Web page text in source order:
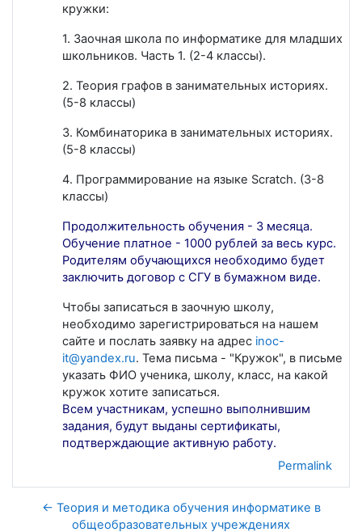
кружки:
1. Заочная школа по информатике для младших
школьников. Часть 1. (2-4 классы).
2. Теория графов в занимательных историях.
(5-8 классы)
3. Комбинаторика в занимательных историях.
(5-8 классы)
4. Программирование на языке Scratch. (3-8
классы)
Продолжительность обучения - 3 месяца.
Обучение платное - 1000 рублей за весь курс.
Родителям обучающихся необходимо будет
заключить договор с СГУ в бумажном виде.
Чтобы записаться в заочную школу,
необходимо зарегистрироваться на нашем
сайте и послать заявку на адрес inoc-
it@yandex.ru. Тема письма - "Кружок", в письме
указать ФИО ученика, школу, класс, на какой
кружок хотите записаться.
Всем участникам, успешно выполнившим
задания, будут выданы сертификаты,
подтверждающие активную работу.
Permalink
← Теория и методика обучения информатике в
общеобразовательных учреждениях